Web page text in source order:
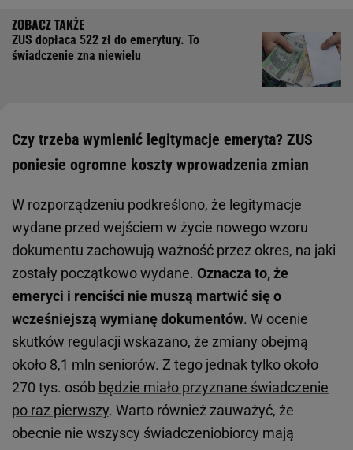
ZUS dopłaca 522 zł do emerytury. To
świadczenie zna niewielu
Czy trzeba wymienić legitymacje emeryta? ZUS
poniesie ogromne koszty wprowadzenia zmian
W rozporządzeniu podkreślono, że legitymacje
wydane przed wejściem w życie nowego wzoru
dokumentu zachowują ważność przez okres, na jaki
zostały początkowo wydane. Oznacza to, że
emeryci i renciści nie muszą martwić się o
wcześniejszą wymianę dokumentów. W ocenie
skutków regulacji wskazano, że zmiany obejmą
około 8,1 mln seniorów. Z tego jednak tylko około
270 tys. osób będzie miało przyznane świadczenie
po raz pierwszy. Warto również zauważyć, że
obecnie nie wszyscy świadczeniobiorcy mają